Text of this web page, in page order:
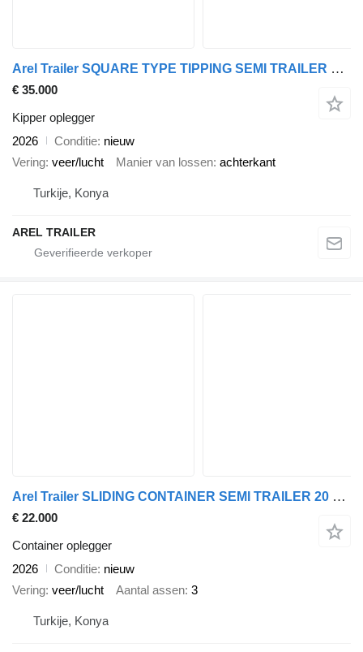
Arel Trailer SQUARE TYPE TIPPING SEMI TRAILER HARDOX CUSTOMIZE
€ 35.000
Kipper oplegger
2026
Conditie nieuw
Vering veer/lucht Manier van lossen achterkant
Turkije, Konya
AREL TRAILER
Arel Trailer SLIDING CONTAINER SEMI TRAILER 20 FT 40 FT 45 FT
€ 22.000
Container oplegger
2026
Conditie nieuw
Vering veer/lucht Aantal assen 3
Turkije, Konya